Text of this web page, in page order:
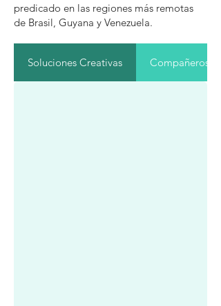
predicado en las regiones más remotas
de Brasil, Guyana y Venezuela.
Soluciones Creativas Compañeros /